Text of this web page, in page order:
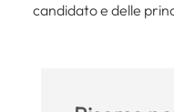
candidato e delle